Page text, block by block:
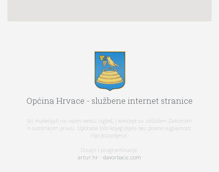
Općina Hrvace - službene internet stranice
Svi materijali na ovom webu, izgled, i koncept su zaštićeni Zakonom
o autorskom pravu. Uporaba bilo kojeg dijela bez pisane suglasnosti
nije dozvoljena.
Dizajn i programiranje:
artur.hr - davorbacic.com